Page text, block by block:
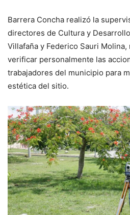
Barrera Concha realizó la
directores de Cultura y
Villafaña y Federico Sauri
verificar personalmente las
trabajadores del municipio para
estética del sitio.